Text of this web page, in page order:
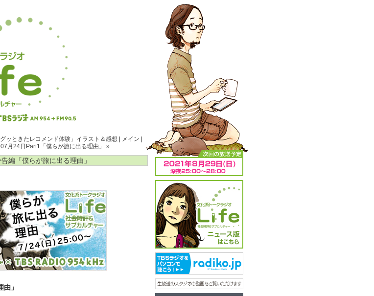
ッときたレコメンド体験」イラスト＆感想 メイン
月24日Part1「僕らが旅に出る理由」 »
編「僕らが旅に出る理由」
由」